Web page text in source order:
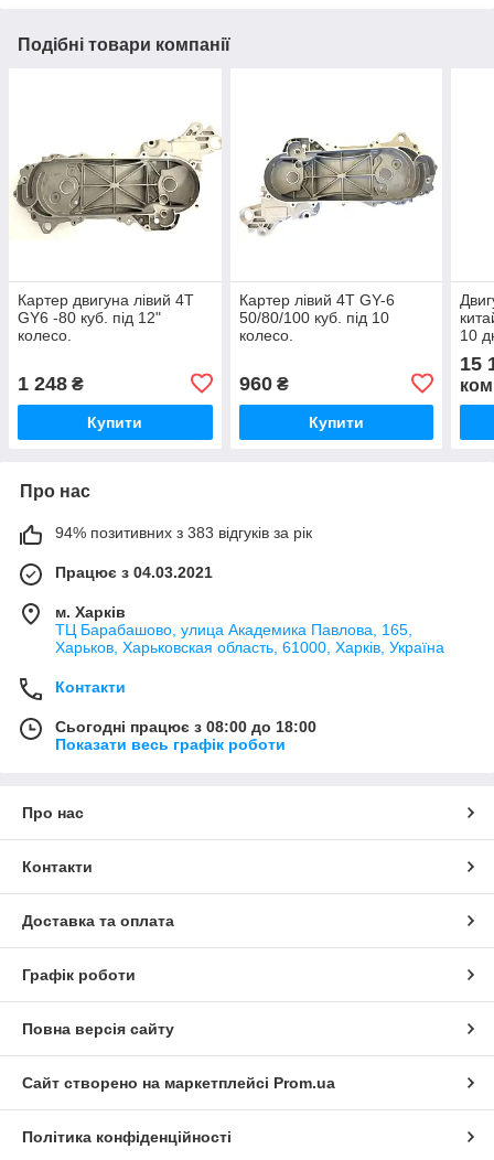
Подібні товари компанії
Картер двигуна лівий 4T
GY6 -80 куб. під 12"
колесо.
1 248 ₴
Купити
Картер лівий 4Т GY-6
50/80/100 куб. під 10
колесо.
960₴
Купити
10
15
Про нас
94% позитивних з 383 відгуків за рік
Працює з 04.03.2021
м. Харків
ТЦ Барабашово, улица Академика Павлова, 165,
Харьков, Харьковская область, 61000, Харків, Україна
Контакти
Сьогодні працює з 08:00 до 18:00
Показати весь графік роботи
Про нас
Контакти
Доставка та оплата
Графік роботи
Повна версія сайту
Сайт створено на маркетплейсі Prom.ua
Політика конфіденційності